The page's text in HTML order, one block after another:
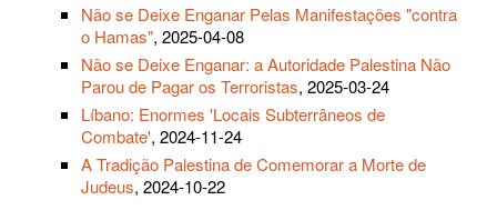
Não se Deixe Enganar Pelas Manifestações "contra
o Hamas", 2025-04-08
Não se Deixe Enganar: a Autoridade Palestina Não
Parou de Pagar os Terroristas, 2025-03-24
Líbano: Enormes 'Locais Subterrâneos de
Combate', 2024-11-24
A Tradição Palestina de Comemorar a Morte de
Judeus, 2024-10-22